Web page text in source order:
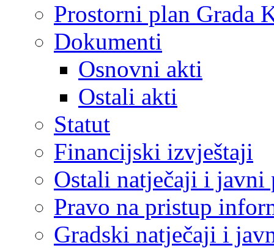
Prostorni plan Grada
Dokumenti
Osnovni akti
Ostali akti
Statut
Financijski izvještaji
Ostali natječaji i javni
Pravo na pristup
Gradski natječaji i